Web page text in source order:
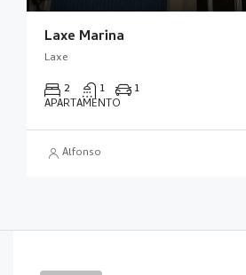
Laxe Marina
Laxe
2 1 1
APARTAMENTO
Alfonso